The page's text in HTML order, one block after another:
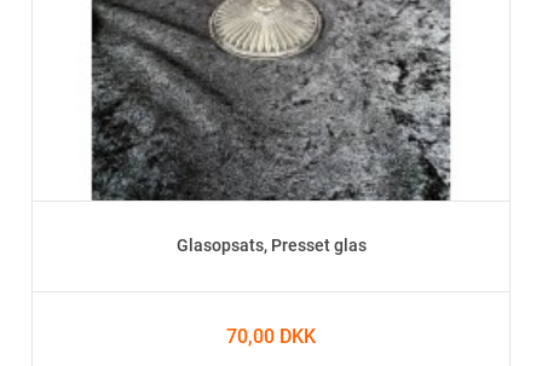
Glasopsats, Presset glas
70,00 DKK